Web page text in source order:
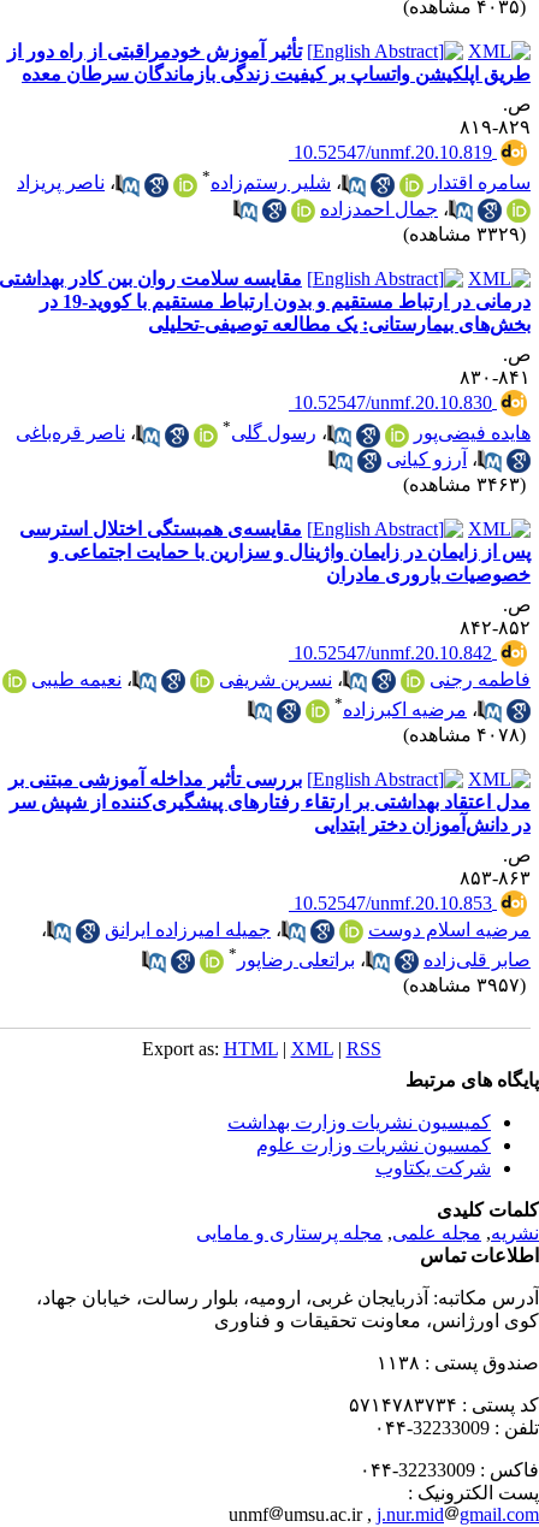
تأثیر آموزش خودمراقبتی از راه دور از
اپلکیشن واتساپ بر کیفیت زندگی بازماندگان سرطان معده
۸۱۹
‎ 10.52547/unmf.20.10.819
اقتدار
،شلیر رستم‌زاده ،ناصر پریزاد
،جمال احمدزاده
مقایسه سلامت روان بین کادر بهداشتی
درمانی در ارتباط مستقیم و بدون ارتباط مستقیم با کووید-19 در
بیمارستانی: یک مطالعه توصیفی-تحلیلی
۸۳۰
‎ 10.52547/unmf.20.10.830
فیضی‌پور
،رسول گلی ،ناصر قره‌باغی
،آرزو کیانی
مقایسه‌ی همبستگی اختلال استرسی
از زایمان در زایمان واژینال و سزارین با حمایت اجتماعی و
باروری مادران
۸۴۲
‎ 10.52547/unmf.20.10.842
رجنی
،نسرین شریفی ،نعیمه طیبی
،مرضیه اکبرزاده
بررسی تأثیر مداخله آموزشی مبتنی بر
اعتقاد بهداشتی بر ارتقاء رفتارهای پیشگیری‌کننده از شپش سر
دانش‌آموزان دختر ابتدایی
۸۵۳
‎ 10.52547/unmf.20.10.853
اسلام دوست
،جمیله امیرزاده ایرانق
،
قلی‌زاده
،براتعلی رضاپور
Export as:HTML |XML|RSS
های مرتبط
کمیسیون نشریات وزارت بهداشت
کمسیون نشریات وزارت علوم
شرکت یکتاوب
کلیدی
,مجله علمی, مجله پرستاری و مامایی
تماس
مکاتبه:آذربایجان غربی، ارومیه، بلوار رسالت، خیابان جهاد،
اورژانس، معاونت تحقیقات و فناوری
پستی : ۱۱۳۸
پستی : ۵۷۱۴۷۸۳۷۳۴
: 32233009-۰۴۴
: 32233009-۰۴۴
الکترونیک :
unmf
umsu.ac.ir ,j.nur.mid